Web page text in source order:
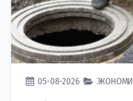
05-08-2026